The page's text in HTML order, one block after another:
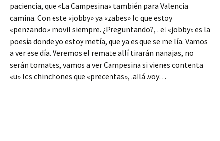
paciencia, que «La Campesina» también para Valencia
camina. Con este «jobby» ya «zabes» lo que estoy
«penzando» movil siempre. ¿Preguntando?, . el «jobby» es la
poesía donde yo estoy metía, que ya es que se me lía. Vamos
a ver ese día. Veremos el remate allí tirarán nanajas, no
serán tomates, vamos a ver Campesina si vienes contenta
«u» los chinchones que «precentas», .allá .voy…